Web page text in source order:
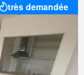
très demandée